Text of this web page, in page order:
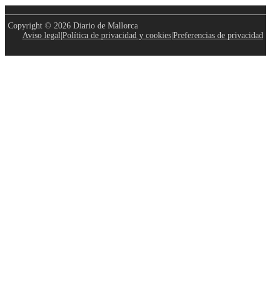
Copyright © 2026 Diario de Mallorca
Aviso legal Política de privacidad y cookies Preferencias de privacidad